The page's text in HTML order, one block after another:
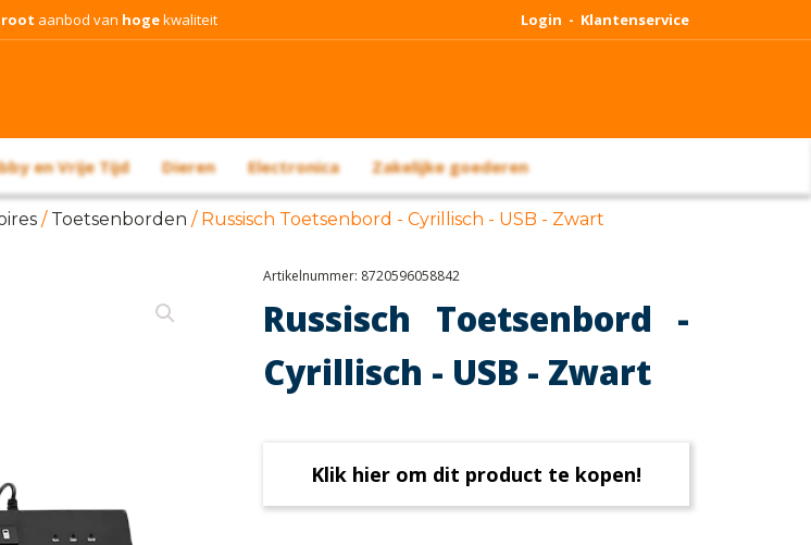
aanbod van hogekwaliteit Login - Klantenservice
en Vrije Tijd Dieren Electronica Zakelijke goederen
/ Toetsenborden / Russisch Toetsenbord - Cyrillisch - USB - Zwart
Artikelnummer: 8720596058842
Russisch Toetsenbord -
Cyrillisch - USB - Zwart
Klik hier om dit product te kopen!